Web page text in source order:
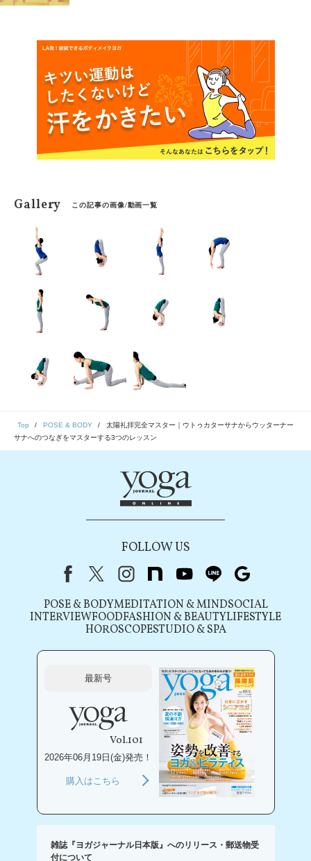
アライメントを重視したヴィンヤサヨガのワークショッ
プやティーチャートレーニングを行っているヨガ指導者
ジェイソン・グランデルに話を聞いた。
Gallery この記事の画像/動画一覧
Top POSE & BODY
太陽礼拝完全マスター｜ウトゥカターサナからウッターナー
サナへのつなぎをマスターする3つのレッスン
FOLLOW US
FacebookX（旧Twitter）
instagram
note youtubeline
POSE & BODYMEDITATION & MINDSOCIAL
INTERVIEWFOODFASHION & BEAUTYLIFESTYLE
HOROSCOPESTUDIO & SPA
最新号
Vol.101
2026年06月19日(金)発売！
購入はこちら
雑誌『ヨガジャーナル日本版』へのリリース・郵送物受
付について